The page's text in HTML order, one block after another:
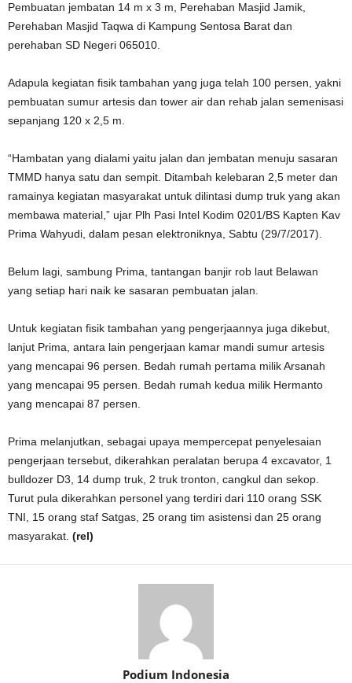
Pembuatan jembatan 14 m x 3 m, Perehaban Masjid Jamik,
Perehaban Masjid Taqwa di Kampung Sentosa Barat dan
perehaban SD Negeri 065010.
Adapula kegiatan fisik tambahan yang juga telah 100 persen, yakni
pembuatan sumur artesis dan tower air dan rehab jalan semenisasi
sepanjang 120 x 2,5 m.
“Hambatan yang dialami yaitu jalan dan jembatan menuju sasaran
TMMD hanya satu dan sempit. Ditambah kelebaran 2,5 meter dan
ramainya kegiatan masyarakat untuk dilintasi dump truk yang akan
membawa material,” ujar Plh Pasi Intel Kodim 0201/BS Kapten Kav
Prima Wahyudi, dalam pesan elektroniknya, Sabtu (29/7/2017).
Belum lagi, sambung Prima, tantangan banjir rob laut Belawan
yang setiap hari naik ke sasaran pembuatan jalan.
Untuk kegiatan fisik tambahan yang pengerjaannya juga dikebut,
lanjut Prima, antara lain pengerjaan kamar mandi sumur artesis
yang mencapai 96 persen. Bedah rumah pertama milik Arsanah
yang mencapai 95 persen. Bedah rumah kedua milik Hermanto
yang mencapai 87 persen.
Prima melanjutkan, sebagai upaya mempercepat penyelesaian
pengerjaan tersebut, dikerahkan peralatan berupa 4 excavator, 1
bulldozer D3, 14 dump truk, 2 truk tronton, cangkul dan sekop.
Turut pula dikerahkan personel yang terdiri dari 110 orang SSK
TNI, 15 orang staf Satgas, 25 orang tim asistensi dan 25 orang
masyarakat. (rel)
Podium Indonesia